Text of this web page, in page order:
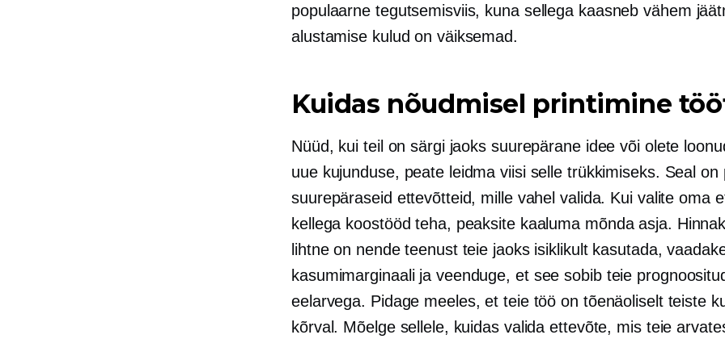
populaarne tegutsemisviis, kuna sellega kaasneb vähem
alustamise kulud on väiksemad.
Kuidas nõudmisel printimine
Nüüd, kui teil on särgi jaoks suurepärane idee või olete
uue kujunduse, peate leidma viisi selle trükkimiseks. Seal on
suurepäraseid ettevõtteid, mille vahel valida. Kui valite oma
kellega koostööd teha, peaksite kaaluma mõnda asja.
lihtne on nende teenust teie jaoks isiklikult kasutada,
kasumimarginaali ja veenduge, et see sobib teie
eelarvega. Pidage meeles, et teie töö on tõenäoliselt teiste
kõrval. Mõelge sellele, kuidas valida ettevõte, mis teie